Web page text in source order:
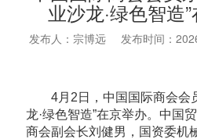
业沙龙·绿色智造
发布人：宗博远 发布时间：
4月2日，中国国际商会会
龙·绿色智造”在京举办。中国
商会副会长刘健男，国资委机